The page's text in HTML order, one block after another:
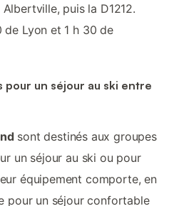
puis la D1212.
Lyon et 1 h 30 de
un séjour au ski entre
sont destinés aux groupes
un séjour au ski ou pour
équipement comporte, en
pour un séjour confortable